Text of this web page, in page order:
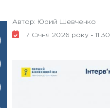
Автор: Юрий Шевченко
7 Січня 2026 року - 11:30